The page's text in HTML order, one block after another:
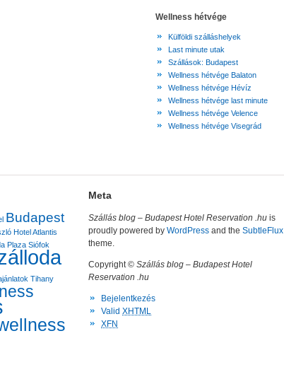
Wellness hétvége
Külföldi szálláshelyek
Last minute utak
Szállások: Budapest
Wellness hétvége Balaton
Wellness hétvége Hévíz
Wellness hétvége last minute
Wellness hétvége Velence
Wellness hétvége Visegrád
Budapest
Hotel Atlantis
Plaza Siófok
Tihany
Meta
Szállás blog – Budapest Hotel Reservation .hu is
proudly powered byWordPress and theSubtleFlux
theme.
Copyright ©Szállás blog – Budapest Hotel
Reservation .hu
Bejelentkezés
ValidXHTML
XFN